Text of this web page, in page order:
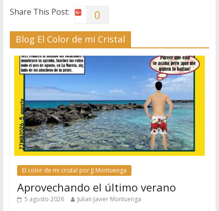
Share This Post: 0
Blog El Color de mi Cristal
El color de mi cristal por JJ Montuenga
Aprovechando el último verano
5 agosto 2026 Julian Javier Montuenga